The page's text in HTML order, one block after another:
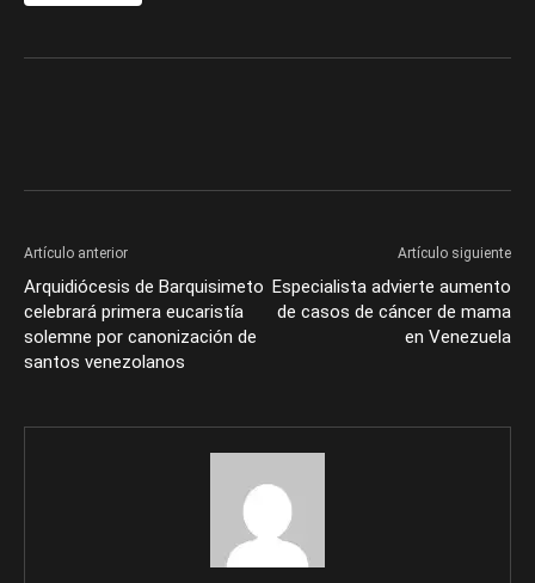
Artículo anterior
Arquidiócesis de Barquisimeto
celebrará primera eucaristía
solemne por canonización de
santos venezolanos
Artículo siguiente
Especialista advierte aumento
de casos de cáncer de mama
en Venezuela